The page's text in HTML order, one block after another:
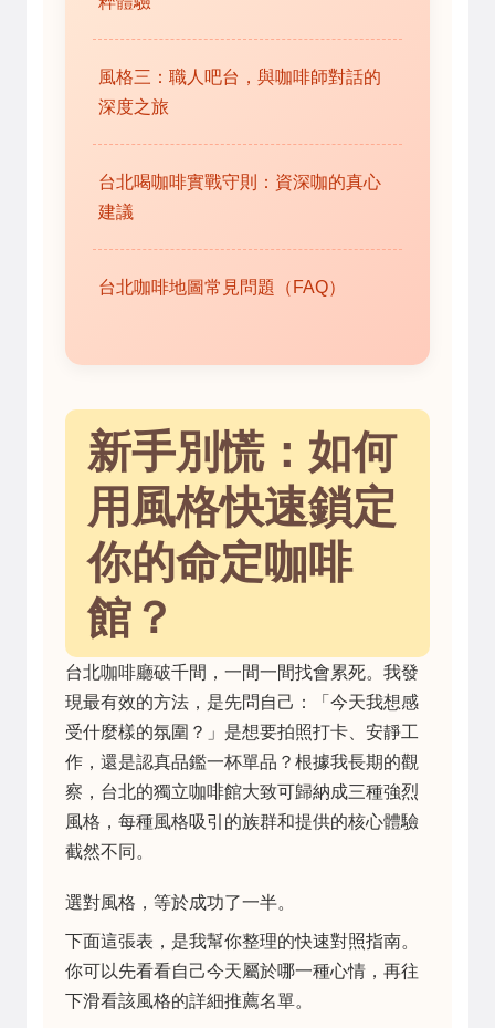
風格三：職人吧台，與咖啡師對話的
深度之旅
台北喝咖啡實戰守則：資深咖的真心
建議
台北咖啡地圖常見問題（FAQ）
新手別慌：如何
用風格快速鎖定
你的命定咖啡
館？
台北咖啡廳破千間，一間一間找會累死。我發
現最有效的方法，是先問自己：「今天我想感
受什麼樣的氛圍？」是想要拍照打卡、安靜工
作，還是認真品鑑一杯單品？根據我長期的觀
察，台北的獨立咖啡館大致可歸納成三種強烈
風格，每種風格吸引的族群和提供的核心體驗
截然不同。
選對風格，等於成功了一半。
下面這張表，是我幫你整理的快速對照指南。
你可以先看看自己今天屬於哪一種心情，再往
下滑看該風格的詳細推薦名單。